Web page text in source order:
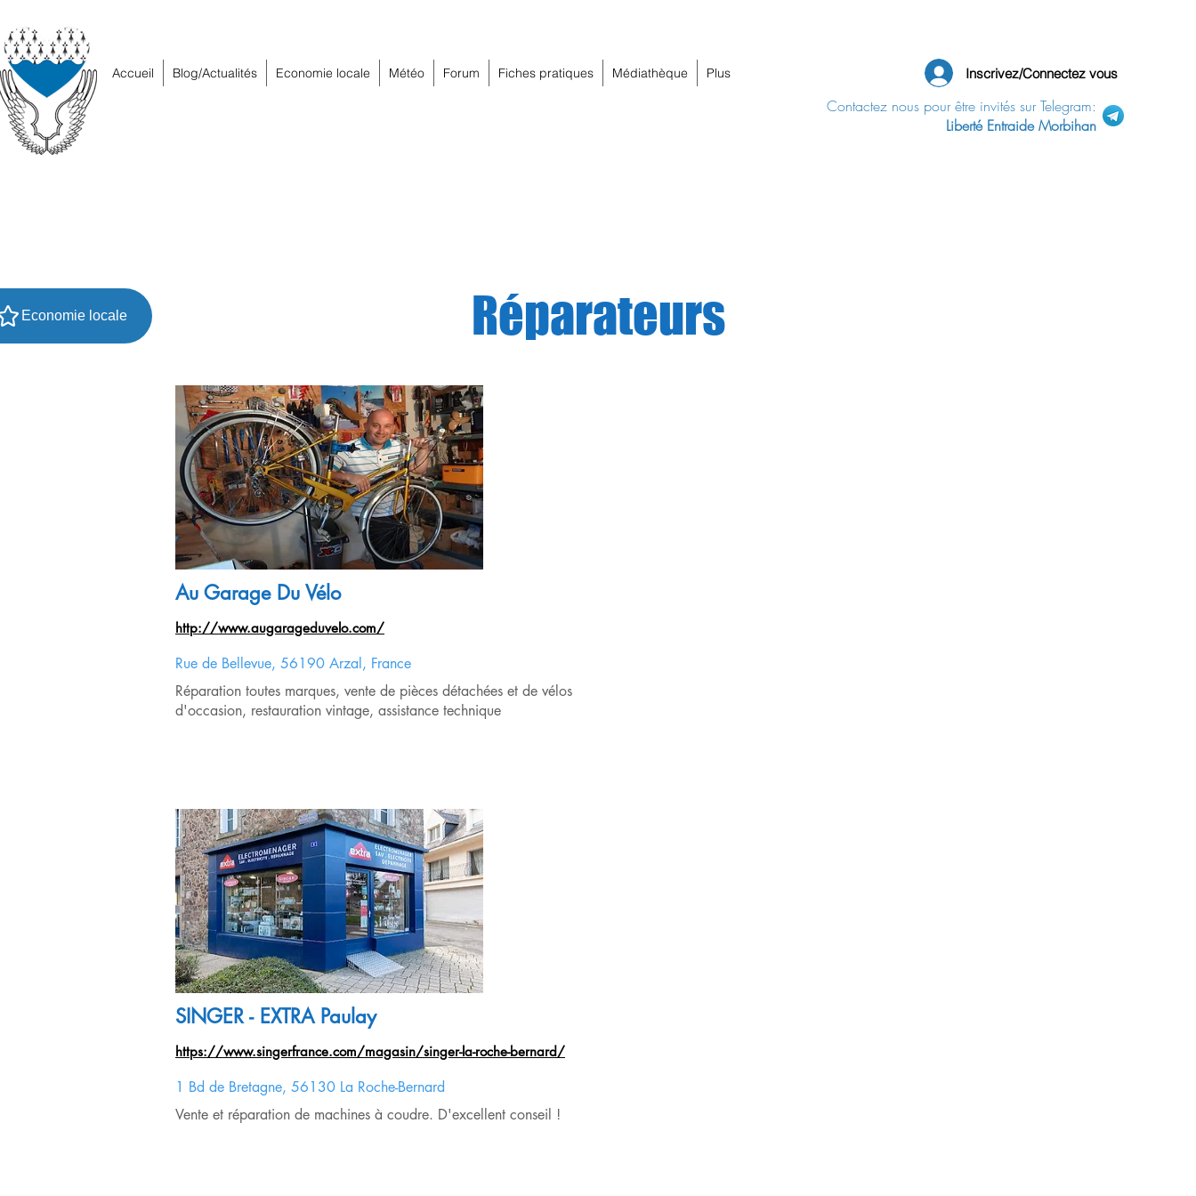
Accueil Blog/Actualités Economie locale Météo Forum Fiches pratiques Médiathèque Plus Inscrivez/Connectez vous
Contactez nous pour être invités sur Telegram:
Liberté Entraide Morbihan
Economie locale Réparateurs
Desserts
10 tartes pour
l'automne
Au Garage Du Vélo
http://www.augarageduvelo.com/
Rue de Bellevue, 56190 Arzal, France
Réparation toutes marques, vente de pièces détachées et de vélos
d'occasion, restauration vintage, assistance technique
Desserts
10 tartes pour
l'automne
SINGER - EXTRA Paulay
https://www.singerfrance.com/magasin/singer-la-roche-bernard/
1 Bd de Bretagne, 56130 La Roche-Bernard
Vente et réparation de machines à coudre. D'excellent conseil !